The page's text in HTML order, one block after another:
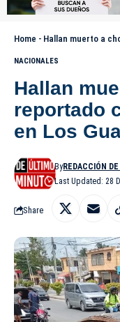
Home - Hallan muerto a
NACIONALES
Hallan
reportado
en Los
Last Updated: 28
ByREDACCIÓN
Share